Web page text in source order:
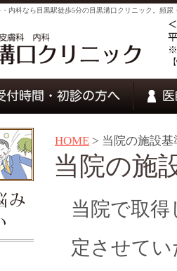
内科なら目黒駅徒歩5分の目黒溝口クリニック。頻
HOME > 当院の施設
当院の施
当院で取
定させて